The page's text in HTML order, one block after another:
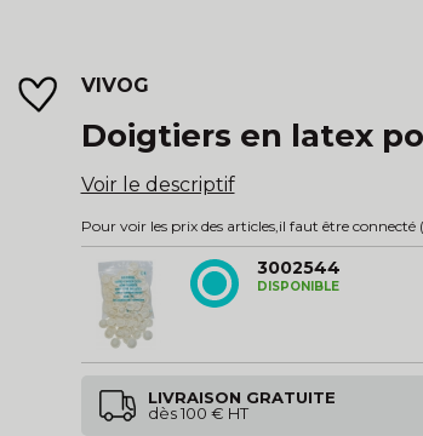
VIVOG
Doigtiers en latex
Voir le descriptif
Pour voir les prix des articles,il faut être connecté
3002544
DISPONIBLE
LIVRAISON GRATUITE
dès 100 € HT